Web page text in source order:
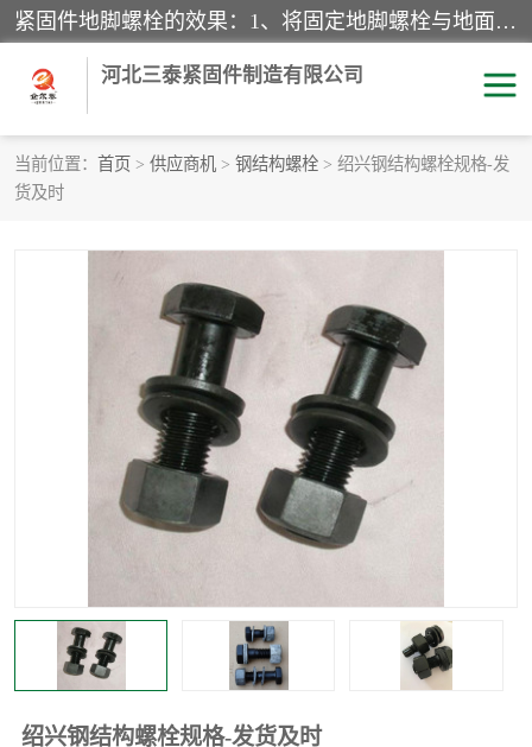
紧固件地脚螺栓的效果：1、将固定地脚螺栓与地面用水泥等物品灌溉在一起，可用来固定较小振荡和冲击的设备。2、活动地脚是一种可拆卸的地脚螺栓，可以固定有激烈振荡和冲击的大型机器设备。3、胀锚地脚螺栓用于固定比较简略且重量轻的设备，辅佐设备长期处于静止状态下。4、粘接地脚螺栓为一种使用广泛且常见的设备，它也是用来固定简略设备的小件。
河北三泰紧固件制造有限公司
当前位置： 首页 > 供应商机 > 钢结构螺栓 > 绍兴钢结构螺栓规格-发
货及时
绍兴钢结构螺栓规格-发货及时
地脚螺栓
悬挑梁拉杆